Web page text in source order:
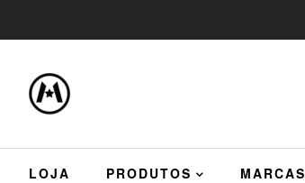
LOJA PRODUTOS MARCAS